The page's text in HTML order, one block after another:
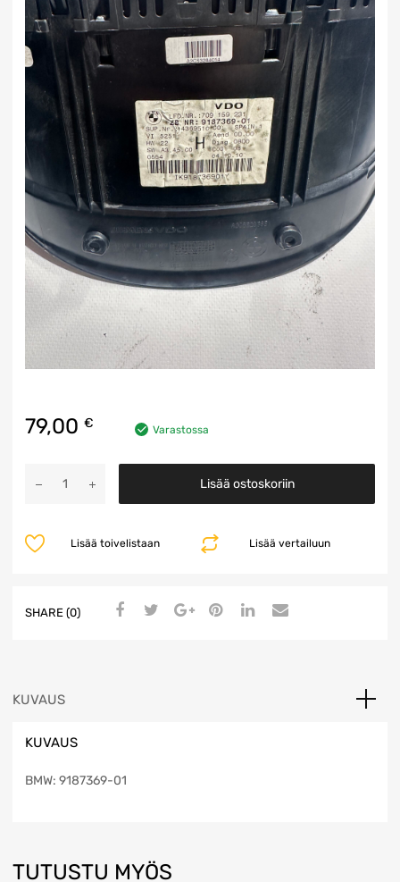
79,00 € Varastossa
määrä
Lisää ostoskoriin
Lisää vertailuun
Lisää toivelistaan
SHARE (0)
KUVAUS
KUVAUS
BMW: 9187369-01
TUTUSTU MYÖS